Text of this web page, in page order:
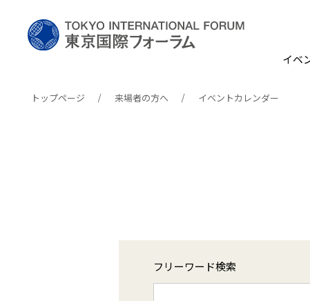
イベ
トップページ 来場者の方へ イベントカレンダー
フリーワード検索